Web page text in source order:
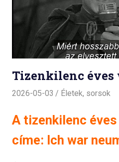
Tizenkilenc éves
2026-05-03 Életek, sorsok
A tizenkilenc
címe: Ich war